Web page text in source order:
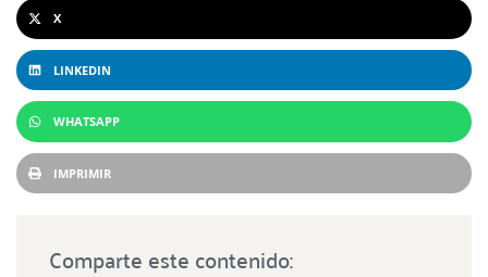
X
LINKEDIN
WHATSAPP
IMPRIMIR
Comparte este contenido: